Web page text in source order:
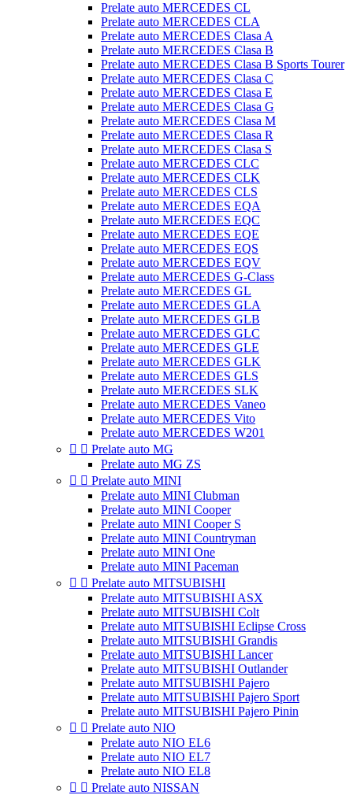
Prelate auto MERCEDES CL
Prelate auto MERCEDES CLA
Prelate auto MERCEDES Clasa A
Prelate auto MERCEDES Clasa B
Prelate auto MERCEDES Clasa B Sports Tourer
Prelate auto MERCEDES Clasa C
Prelate auto MERCEDES Clasa E
Prelate auto MERCEDES Clasa G
Prelate auto MERCEDES Clasa M
Prelate auto MERCEDES Clasa R
Prelate auto MERCEDES Clasa S
Prelate auto MERCEDES CLC
Prelate auto MERCEDES CLK
Prelate auto MERCEDES CLS
Prelate auto MERCEDES EQA
Prelate auto MERCEDES EQC
Prelate auto MERCEDES EQE
Prelate auto MERCEDES EQS
Prelate auto MERCEDES EQV
Prelate auto MERCEDES G-Class
Prelate auto MERCEDES GL
Prelate auto MERCEDES GLA
Prelate auto MERCEDES GLB
Prelate auto MERCEDES GLC
Prelate auto MERCEDES GLE
Prelate auto MERCEDES GLK
Prelate auto MERCEDES GLS
Prelate auto MERCEDES SLK
Prelate auto MERCEDES Vaneo
Prelate auto MERCEDES Vito
Prelate auto MERCEDES W201
  Prelate auto MG
Prelate auto MG ZS
  Prelate auto MINI
Prelate auto MINI Clubman
Prelate auto MINI Cooper
Prelate auto MINI Cooper S
Prelate auto MINI Countryman
Prelate auto MINI One
Prelate auto MINI Paceman
  Prelate auto MITSUBISHI
Prelate auto MITSUBISHI ASX
Prelate auto MITSUBISHI Colt
Prelate auto MITSUBISHI Eclipse Cross
Prelate auto MITSUBISHI Grandis
Prelate auto MITSUBISHI Lancer
Prelate auto MITSUBISHI Outlander
Prelate auto MITSUBISHI Pajero
Prelate auto MITSUBISHI Pajero Sport
Prelate auto MITSUBISHI Pajero Pinin
  Prelate auto NIO
Prelate auto NIO EL6
Prelate auto NIO EL7
Prelate auto NIO EL8
  Prelate auto NISSAN